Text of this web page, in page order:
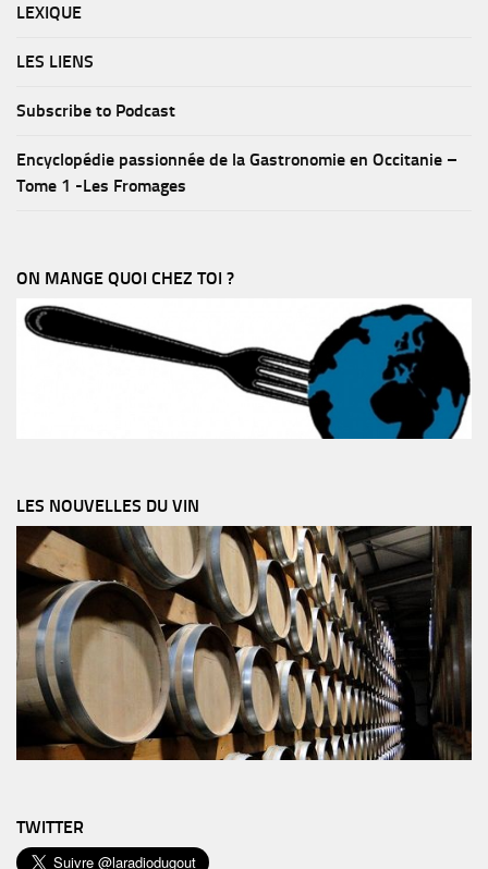
LEXIQUE
LES LIENS
Subscribe to Podcast
Encyclopédie passionnée de la Gastronomie en Occitanie –
Tome 1 -Les Fromages
ON MANGE QUOI CHEZ TOI ?
LES NOUVELLES DU VIN
TWITTER